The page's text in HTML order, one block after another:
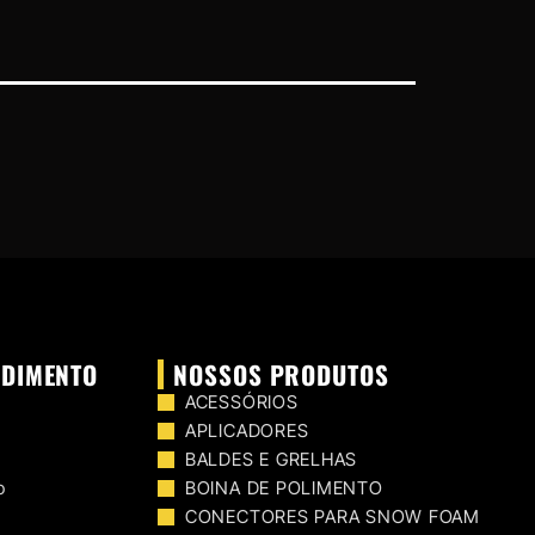
NOSSOS PRODUTOS
ACESSÓRIOS
APLICADORES
BALDES E GRELHAS
BOINA DE POLIMENTO
CONECTORES PARA SNOW FOAM